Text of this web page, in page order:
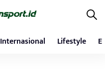
Internasional Lifestyle